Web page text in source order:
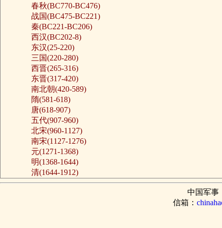
春秋(BC770-BC476)
战国(BC475-BC221)
秦(BC221-BC206)
西汉(BC202-8)
东汉(25-220)
三国(220-280)
西晋(265-316)
东晋(317-420)
南北朝(420-589)
隋(581-618)
唐(618-907)
五代(907-960)
北宋(960-1127)
南宋(1127-1276)
元(1271-1368)
明(1368-1644)
清(1644-1912)
中国军
信箱：